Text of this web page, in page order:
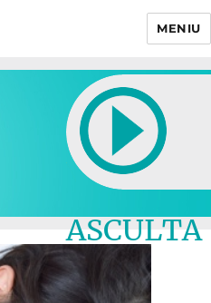
MENIU
ASCULTA
LIVE